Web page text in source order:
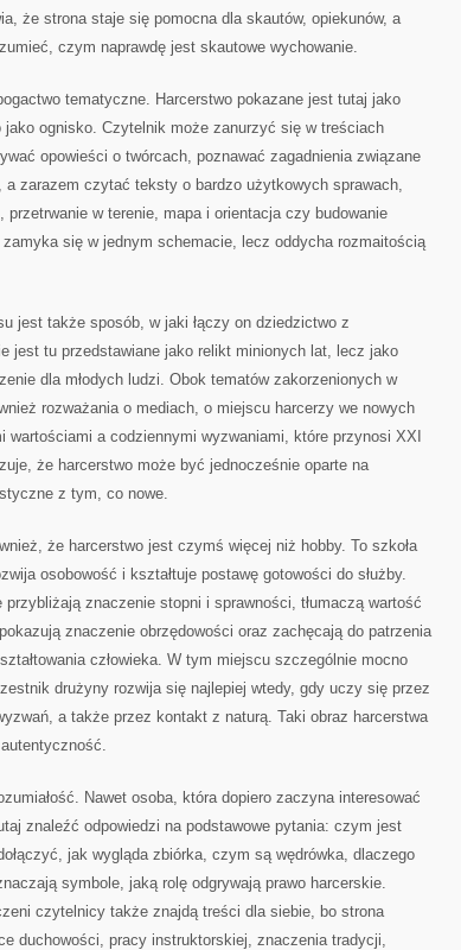
że strona staje się pomocna dla skautów, opiekunów, a
czym naprawdę jest skautowe wychowanie.
tematyczne. Harcerstwo pokazane jest tutaj jako
jako ognisko. Czytelnik może zanurzyć się w treściach
opowieści o twórcach, poznawać zagadnienia związane
a zarazem czytać teksty o bardzo użytkowych sprawach,
w terenie, mapa i orientacja czy budowanie
się w jednym schemacie, lecz oddycha rozmaitością
jest także sposób, w jaki łączy on dziedzictwo z
jest tu przedstawiane jako relikt minionych lat, lecz jako
dla młodych ludzi. Obok tematów zakorzenionych w
rozważania o mediach, o miejscu harcerzy we nowych
wartościami a codziennymi wyzwaniami, które przynosi XXI
że harcerstwo może być jednocześnie oparte na
z tym, co nowe.
że harcerstwo jest czymś więcej niż hobby. To szkoła
osobowość i kształtuje postawę gotowości do służby.
przybliżają znaczenie stopni i sprawności, tłumaczą wartość
znaczenie obrzędowości oraz zachęcają do patrzenia
człowieka. W tym miejscu szczególnie mocno
drużyny rozwija się najlepiej wtedy, gdy uczy się przez
a także przez kontakt z naturą. Taki obraz harcerstwa
Nawet osoba, która dopiero zaczyna interesować
znaleźć odpowiedzi na podstawowe pytania: czym jest
jak wygląda zbiórka, czym są wędrówka, dlaczego
symbole, jaką rolę odgrywają prawo harcerskie.
czytelnicy także znajdą treści dla siebie, bo strona
duchowości, pracy instruktorskiej, znaczenia tradycji,